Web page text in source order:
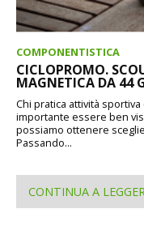
COMPONENTISTICA
CICLOPROMO.
MAGNETICA DA 44
Chi pratica attività
importante essere ben
possiamo ottenere
Passando...
CONTINUA A